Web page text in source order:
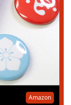
Amazon